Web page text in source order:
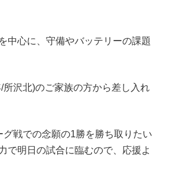
中心に、守備やバッテリーの課題
沢北)のご家族の方から差し入れ
戦での念願の1勝を勝ち取りたい
で明日の試合に臨むので、応援よ